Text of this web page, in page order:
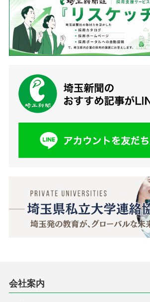
会社案内